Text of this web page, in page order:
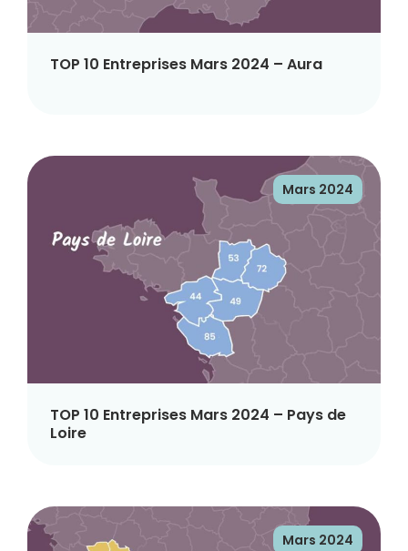
TOP 10 Entreprises Mars 2024 – Aura
Mars 2024
TOP 10 Entreprises Mars 2024 – Pays de
Loire
Mars 2024